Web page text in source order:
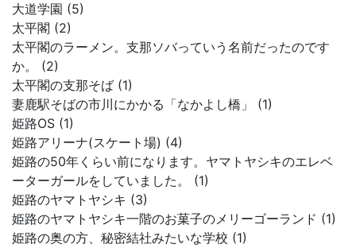
大道学園 (5)
太平閣 (2)
太平閣のラーメン。支那ソバっていう名前だったのです
か。 (2)
太平閣の支那そば (1)
妻鹿駅そばの市川にかかる「なかよし橋」 (1)
姫路OS (1)
姫路アリーナ(スケート場) (4)
姫路の50年くらい前になります。ヤマトヤシキのエレベ
ーターガールをしていました。 (1)
姫路のヤマトヤシキ (3)
姫路のヤマトヤシキ一階のお菓子のメリーゴーランド (1)
姫路の奥の方、秘密結社みたいな学校 (1)